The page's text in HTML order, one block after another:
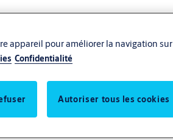
appareil pour améliorer la navigation sur
Confidentialité
Autoriser tous les cookies